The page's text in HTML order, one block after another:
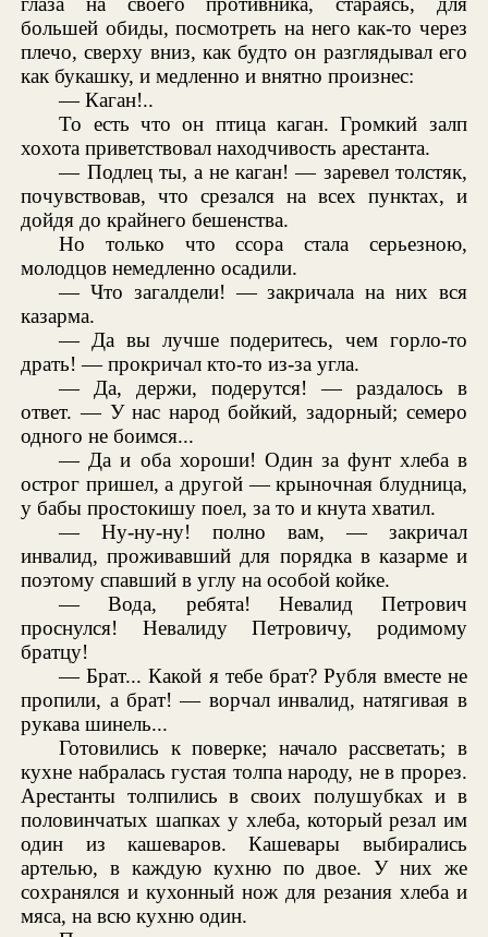
большей обиды, посмотреть на него как-то через
плечо, сверху вниз, как будто он разглядывал его
как букашку, и медленно и внятно произнес:
— Каган!..
То есть что он птица каган. Громкий залп
хохота приветствовал находчивость арестанта.
— Подлец ты, а не каган! — заревел толстяк,
почувствовав, что срезался на всех пунктах, и
дойдя до крайнего бешенства.
Но только что ссора стала серьезною,
молодцов немедленно осадили.
— Что загалдели! — закричала на них вся
казарма.
— Да вы лучше подеритесь, чем горло-то
драть! — прокричал кто-то из-за угла.
— Да, держи, подерутся! — раздалось в
ответ. — У нас народ бойкий, задорный; семеро
одного не боимся...
— Да и оба хороши! Один за фунт хлеба в
острог пришел, а другой — крыночная блудница,
у бабы простокишу поел, за то и кнута хватил.
— Ну-ну-ну! полно вам, — закричал
инвалид, проживавший для порядка в казарме и
поэтому спавший в углу на особой койке.
— Вода, ребята! Невалид Петрович
проснулся! Невалиду Петровичу, родимому
братцу!
— Брат... Какой я тебе брат? Рубля вместе не
пропили, а брат! — ворчал инвалид, натягивая в
рукава шинель...
Готовились к поверке; начало рассветать; в
кухне набралась густая толпа народу, не в прорез.
Арестанты толпились в своих полушубках и в
половинчатых шапках у хлеба, который резал им
один из кашеваров. Кашевары выбирались
артелью, в каждую кухню по двое. У них же
сохранялся и кухонный нож для резания хлеба и
мяса, на всю кухню один.